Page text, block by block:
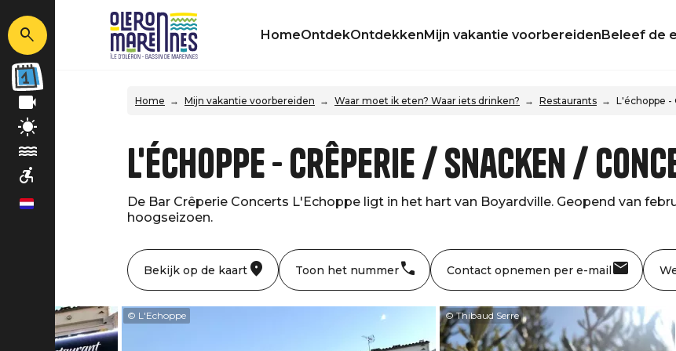
nl
HomeOntdekOntdekkenMijn vakantie voorbereidenBeleef de
Home Mijn vakantie voorbereiden Waar moet ik eten? Waar iets drinken? Restaurants L'échoppe -
L'échoppe - Crêperie / Snacken /
De Bar Crêperie Concerts L'Echoppe ligt in het hart van Boyardville. Geopend van
hoogseizoen.
Bekijk op de kaart Toon het nummer Contact opnemen per e-mail
© L'Echoppe © Thibaud Serre